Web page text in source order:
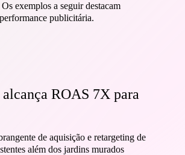
exemplos a seguir destacam
publicitária.
ROAS 7X para
de aquisição e retargeting de
além dos jardins murados